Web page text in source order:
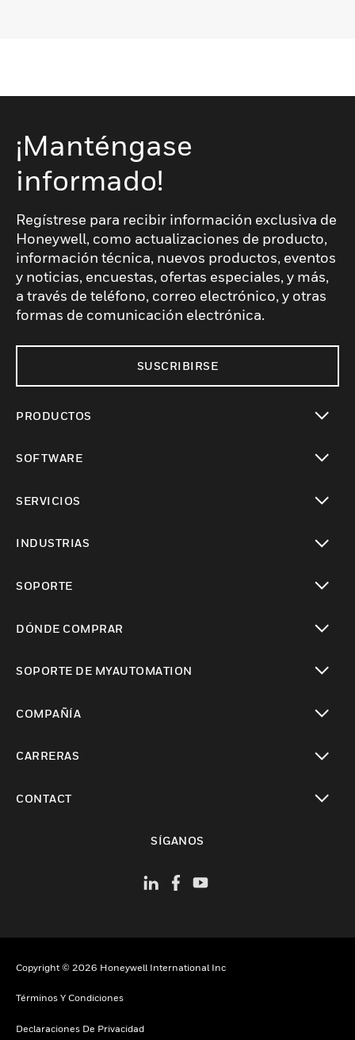
¡Manténgase
informado!
Regístrese para recibir información exclusiva de
Honeywell, como actualizaciones de producto,
información técnica, nuevos productos, eventos
y noticias, encuestas, ofertas especiales, y más,
a través de teléfono, correo electrónico, y otras
formas de comunicación electrónica.
SUSCRIBIRSE
PRODUCTOS
SOFTWARE
SERVICIOS
INDUSTRIAS
SOPORTE
DÓNDE COMPRAR
SOPORTE DE MYAUTOMATION
COMPAÑÍA
CARRERAS
CONTACT
SÍGANOS
Copyright © 2026 Honeywell International Inc
Términos Y Condiciones
Declaraciones De Privacidad